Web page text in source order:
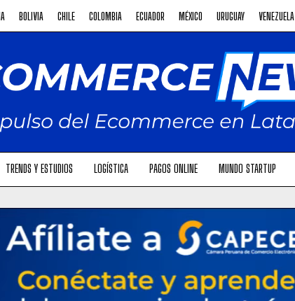
BOLIVIA CHILE COLOMBIA ECUADOR MÉXICO URUGUAY VENEZUELA
TRENDS Y ESTUDIOS LOGÍSTICA PAGOS ONLINE MUNDO STARTUP